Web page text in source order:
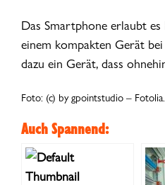
Das Smartphone erlaubt
einem kompakten Gerät
dazu ein Gerät, dass
Foto: (c) by gpointstudio –
Auch Spannend: